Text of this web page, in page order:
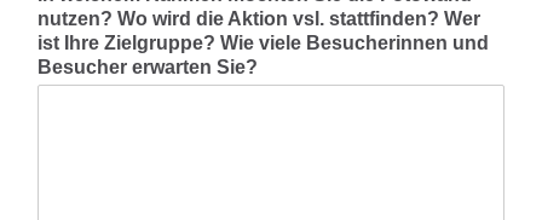
nutzen? Wo wird die Aktion vsl. stattfinden? Wer
ist Ihre Zielgruppe? Wie viele Besucherinnen und
Besucher erwarten Sie?